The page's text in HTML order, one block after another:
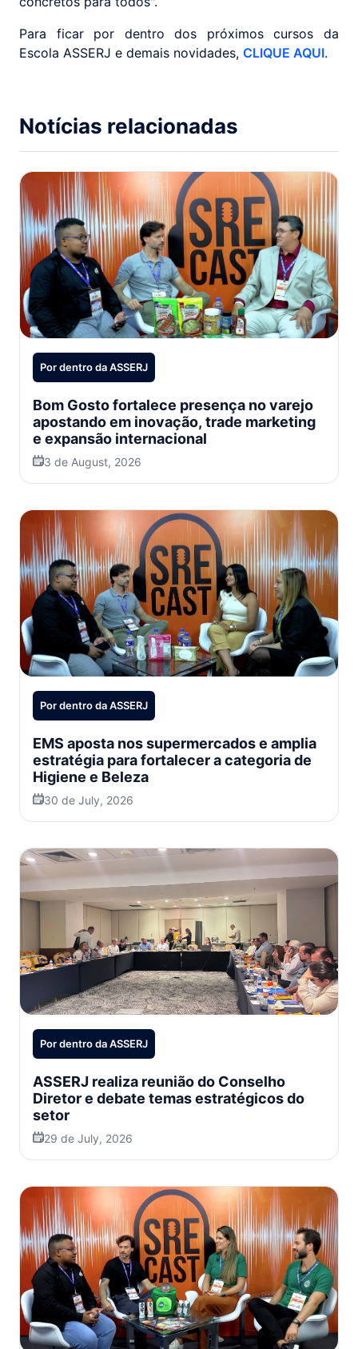
Para ficar por dentro dos próximos cursos da
Escola ASSERJ e demais novidades, CLIQUE AQUI.
Notícias relacionadas
Por dentro da ASSERJ
Bom Gosto fortalece presença no varejo
apostando em inovação, trade marketing
e expansão internacional
3 de August, 2026
Por dentro da ASSERJ
EMS aposta nos supermercados e amplia
estratégia para fortalecer a categoria de
Higiene e Beleza
30 de July, 2026
Por dentro da ASSERJ
ASSERJ realiza reunião do Conselho
Diretor e debate temas estratégicos do
setor
29 de July, 2026